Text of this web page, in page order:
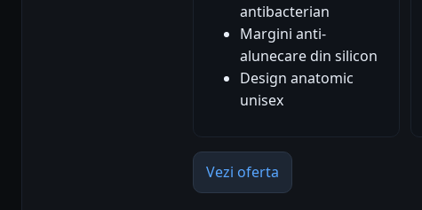
antibacterian
Margini anti-
alunecare din silicon
Design anatomic
unisex
Vezi oferta